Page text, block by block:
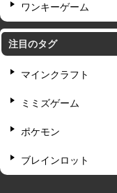
ワンキーゲーム
注目のタグ
マインクラフト
ミミズゲーム
ポケモン
ブレインロット